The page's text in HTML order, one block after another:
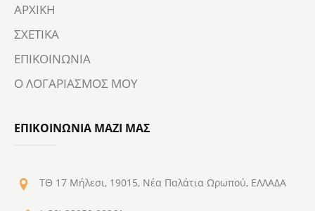
ΑΡΧΙΚΗ
ΣΧΕΤΙΚΑ
ΕΠΙΚΟΙΝΩΝΙΑ
Ο ΛΟΓΑΡΙΑΣΜΟΣ ΜΟΥ
ΕΠΙΚΟΙΝΩΝΙΑ ΜΑΖΙ ΜΑΣ
ΤΘ 17 Μήλεσι, 19015, Νέα Παλάτια Ωρωπού, ΕΛΛΑΔΑ